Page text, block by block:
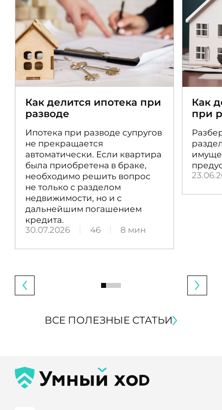
Как делится ипотека при
разводе
Ипотека при разводе супругов
не прекращается
автоматически. Если квартира
была приобретена в браке,
необходимо решить вопрос
не только с разделом
недвижимости, но и с
дальнейшим погашением
кредита.
30.07.2026
46 8 мин
Как
при
ВСЕ ПОЛЕЗНЫЕ СТАТЬИ